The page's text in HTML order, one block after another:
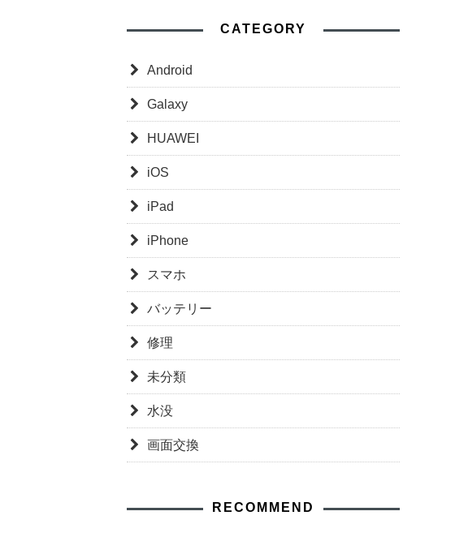
CATEGORY
Android
Galaxy
HUAWEI
iOS
iPad
iPhone
スマホ
バッテリー
修理
未分類
水没
画面交換
RECOMMEND